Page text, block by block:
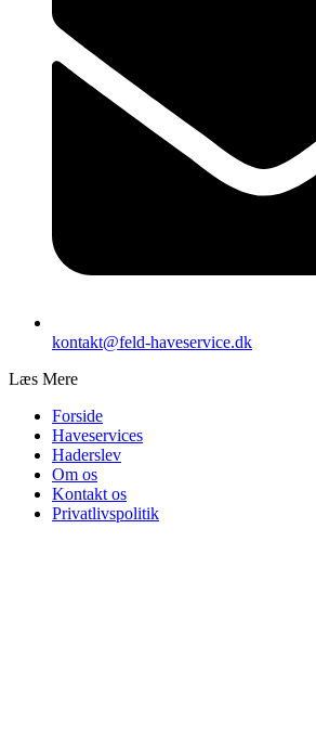
kontakt@feld-haveservice.dk
Læs Mere
Forside
Haveservices
Haderslev
Om os
Kontakt os
Privatlivspolitik